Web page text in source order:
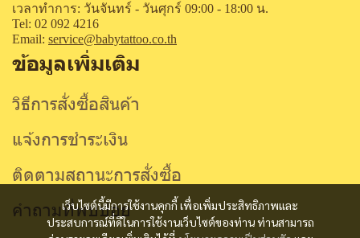
เว็บไซต์นี้มีการใช้งานคุกกี้ เพื่อเพิ่มประสิทธิภาพและ
ประสบการณ์ที่ดีในการใช้งานเว็บไซต์ของท่าน ท่านสามารถ
เวลาทำการ: วันจันทร์ - วันศุกร์ 09:00 - 18:00 น.
Tel: 02 092 4216
Email: service@babytattoo.co.th
ข้อมูลเพิ่มเติม
วิธีการสั่งซื้อสินค้า
แจ้งการชำระเงิน
ติดตามสถานะการสั่งซื้อ
คำถามที่พบบ่อย